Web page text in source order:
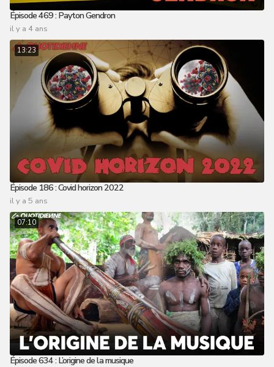
Épisode 469 : Payton Gendron
il y a 4 ans
13:23
Épisode 186 : Covid horizon 2022
il y a 5 ans
07:10
Épisode 634 : L’origine de la musique